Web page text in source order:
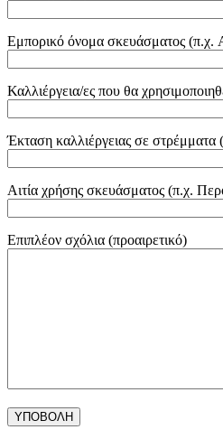
Εμπορικό όνομα σκευάσματος (π.χ.
Καλλιέργεια/ες που θα
Έκταση καλλιέργειας σε στρέμματα
Αιτία χρήσης σκευάσματος (π.χ.
Επιπλέον σχόλια (προαιρετικό)